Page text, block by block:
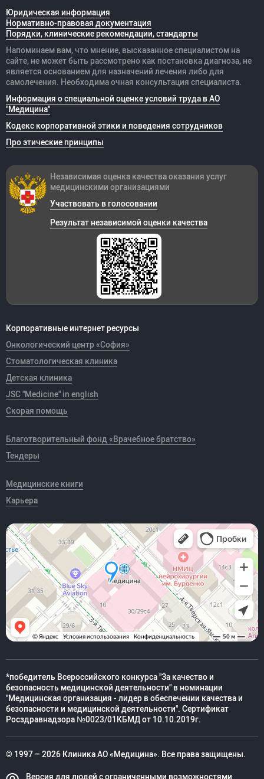
Юридическая информация
Нормативно-правовая документация
Порядки, клинические рекомендации, стандарты
Напоминаем вам, что мнение, высказанное специалистом на
сайте, не может быть рассмотрено как постановка диагноза, не
является основанием для назначений лечения либо для
самолечения. Необходима очная консультация специалиста.
Информация о специальной оценке условий труда в АО
"Медицина"
Кодекс корпоративной этики и поведения сотрудников
Про этические принципы
Корпоративные интернет ресурсы
Онкологический центр «София»
Стоматологическая клиника
Детская клиника
JSC "Medicine" in english
Скорая помощь
Благотворительный фонд «Врачебное братство»
Тендеры
Медицинские книги
Карьера
Независимая оценка качества оказания услуг
медицинскими организациями
Участвовать в голосовании
Результат независимой оценки качества
*победитель Всероссийского конкурса "За качество и
безопасность медицинской деятельности" в номинации
"Медицинская организация - лидер в обеспечении качества и
безопасности и медицинской деятельности". Сертификат
Росздравнадзора №0023/01КБМД от 10.10.2019г.
© 1997 – 2026 Клиника АО «Медицина». Все права защищены.
Версия для людей с ограниченными возможностями